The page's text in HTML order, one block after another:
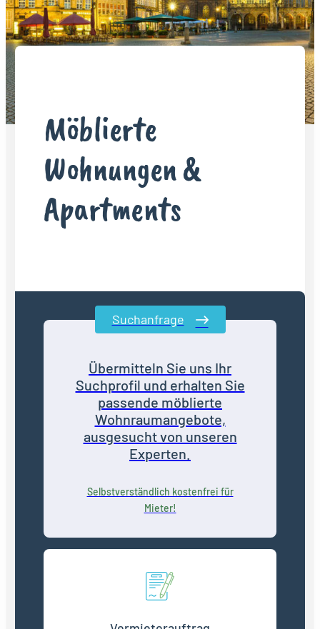
Möblierte
Wohnungen &
Apartments
Suchanfrage
Übermitteln Sie uns Ihr
Suchprofil und erhalten Sie
passende möblierte
Wohnraumangebote,
ausgesucht von unseren
Experten.
Selbstverständlich kostenfrei für
Mieter!